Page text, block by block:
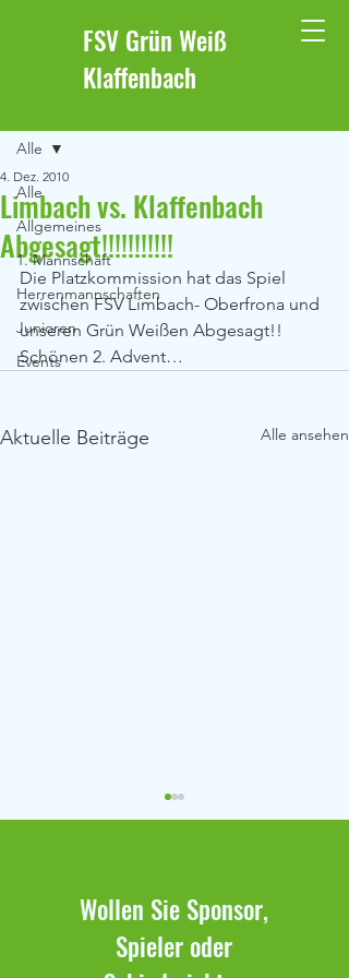
FSV Grün Weiß
Klaffenbach
Alle
Allgemeines
1. Mannschaft
Herrenmannschaften
Junioren
Events
Alle
Limbach vs. Klaffenbach
Abgesagt!!!!!!!!!!!
4. Dez. 2010
Die Platzkommission hat das Spiel
zwischen FSV Limbach- Oberfrona und
unseren Grün Weißen Abgesagt!!
Schönen 2. Advent…
Aktuelle Beiträge Alle ansehen
Wollen Sie Sponsor,
Spieler oder